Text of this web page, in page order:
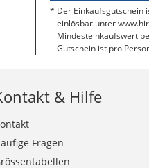
Der Einkaufsgutschein
einlösbar unter
Mindesteinkaufswert
Gutschein ist pro
& Hilfe
Fragen